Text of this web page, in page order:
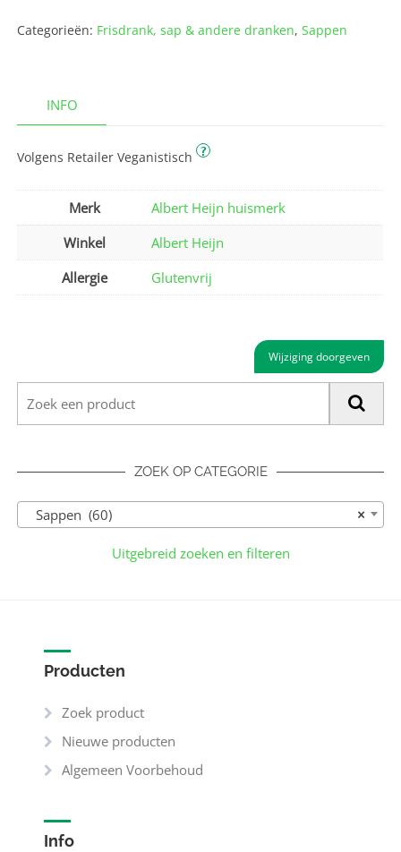
Categorieën: Frisdrank, sap & andere dranken,Sappen
INFO
Volgens Retailer Veganistisch ?
Merk
Albert Heijn huismerk
Winkel
Albert Heijn
Allergie
Glutenvrij
Wijziging doorgeven
ZOEK OP CATEGORIE
×
Sappen (60)
Uitgebreid zoeken en filteren
Producten
Zoek product
Nieuwe producten
Algemeen Voorbehoud
Info